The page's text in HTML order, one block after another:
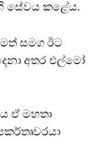
සේවය කළේය.
සමග ඊට
අතර එල්මෝ
ඒ මහතා